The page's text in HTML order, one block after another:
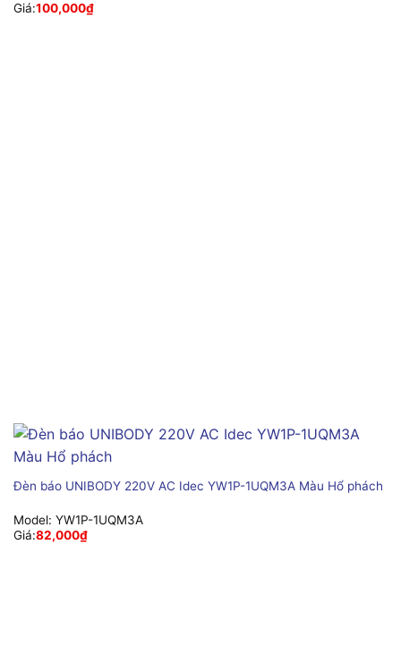
Giá:100,000₫
Đèn báo UNIBODY 220V AC Idec YW1P-1UQM3A Màu Hổ phách
Model: YW1P-1UQM3A
Giá:82,000₫